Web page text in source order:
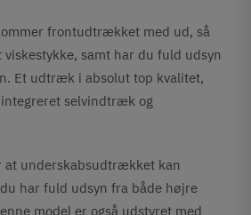
frontudtrækket med ud, så
viskestykke, samt har du fuld udsyn
Et udtræk i absolut top kvalitet,
selvindtræk og
underskabsudtrækket kan
har fuld udsyn fra både højre
model er også udstyret med